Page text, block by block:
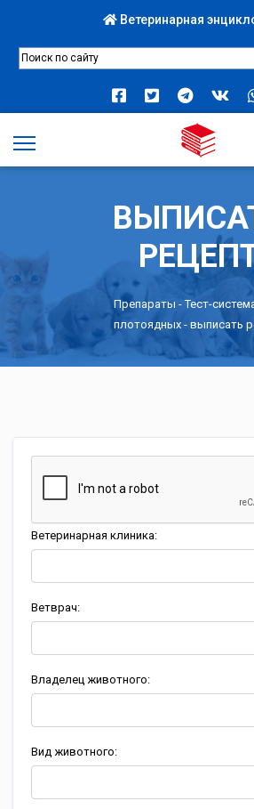
Ветеринарная
Препараты -Тест-
плотоядных - выписать
Ветеринарная клиника:
Ветврач:
Владелец животного:
Вид животного: